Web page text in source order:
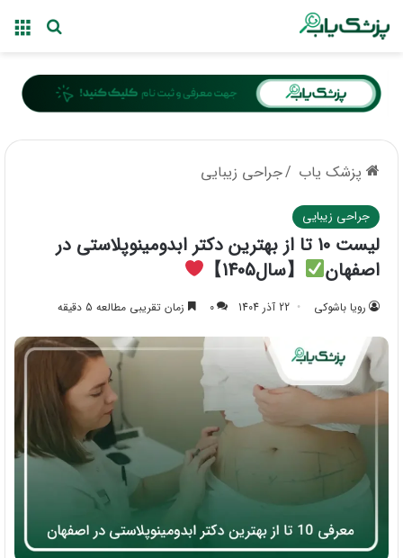
پزشک یاب /جراحی زیبایی
جراحی زیبایی
لیست 10 تا از بهترین دکتر ابدومینوپلاستی در
اصفهان
【سال1405】
رویا باشوکی 22 آذر 1404 0 زمان تقریبی مطالعه 5 دقیقه